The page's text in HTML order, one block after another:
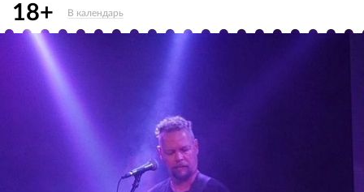
18+ В календарь